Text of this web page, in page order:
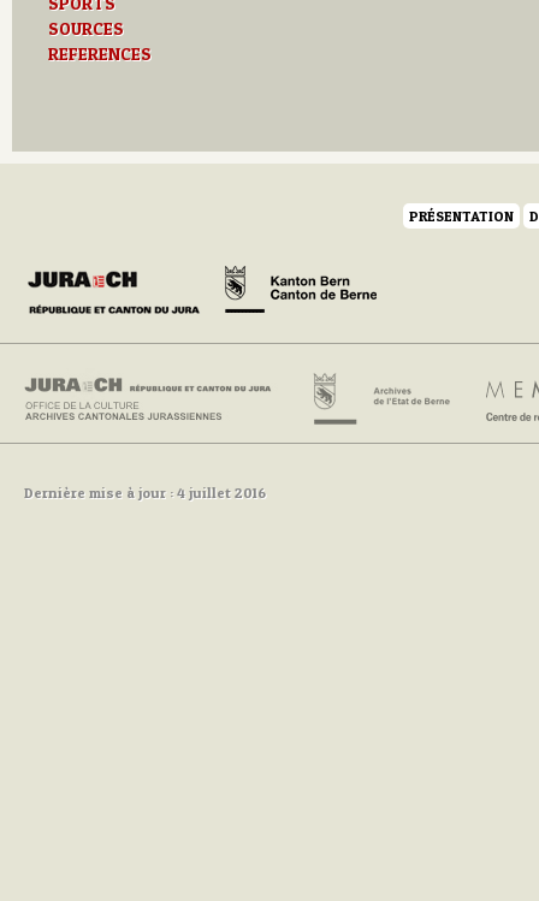
SOURCES
REFERENCES
PRÉSENTATION
Dernière mise à jour : 4 juillet 2016